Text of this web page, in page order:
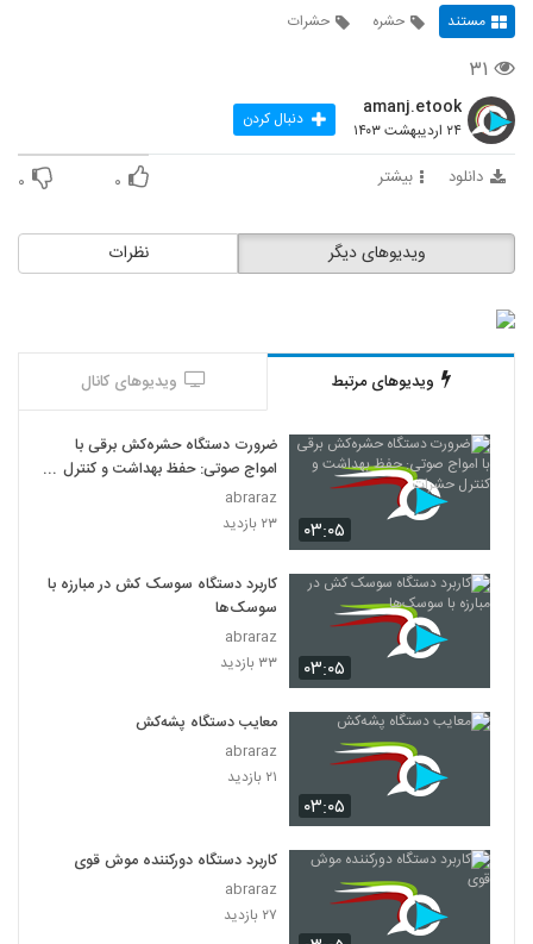
مستند حشره حشرات
۳۱
amanj.etook
۲۴ اردیبهشت ۱۴۰۳ دنبال کردن
دانلود بیشتر ۰ ۰
نظرات ویدیوهای دیگر
ویدیوهای مرتبط ویدیوهای کانال
۰۳:۰۵
ضرورت دستگاه حشره‌کش برقی با
امواج صوتی: حفظ بهداشت و کنترل
حشرات
abraraz
۲۳ بازدید
۰۳:۰۵
کاربرد دستگاه سوسک کش در مبارزه با
سوسک‌ها
abraraz
۳۳ بازدید
۰۳:۰۵
معایب دستگاه پشه‌کش
abraraz
۲۱ بازدید
کاربرد دستگاه دورکننده موش قوی
abraraz
۲۷ بازدید